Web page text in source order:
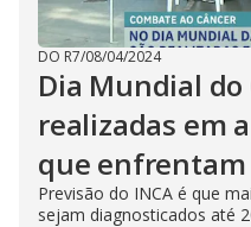
DO R7/08/04/2024
Dia Mundial do
realizadas em
que enfrentam
Previsão do INCA é que
sejam diagnosticados até